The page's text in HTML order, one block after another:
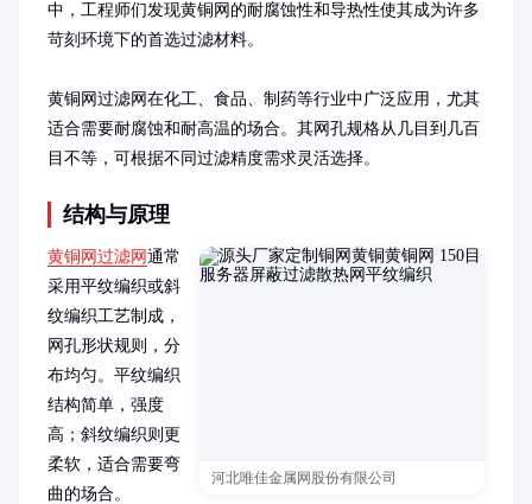
中，工程师们发现黄铜网的耐腐蚀性和导热性使其成为许多
苛刻环境下的首选过滤材料。
黄铜网过滤网在化工、食品、制药等行业中广泛应用，尤其
适合需要耐腐蚀和耐高温的场合。其网孔规格从几目到几百
目不等，可根据不同过滤精度需求灵活选择。
结构与原理
河北唯佳金属网股份有限公司
黄铜网过滤网 通常
采用平纹编织或斜
纹编织工艺制成，
网孔形状规则，分
布均匀。平纹编织
结构简单，强度
高；斜纹编织则更
柔软，适合需要弯
曲的场合。